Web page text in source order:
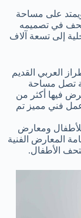
على مساحة
في تصميمه
إلى تسعة آلاف
العربي القديم
تصل مساحة
فيها أكثر من
عمل فني مميز تم
ومعارض
المعارض الفنية
الأطفال.